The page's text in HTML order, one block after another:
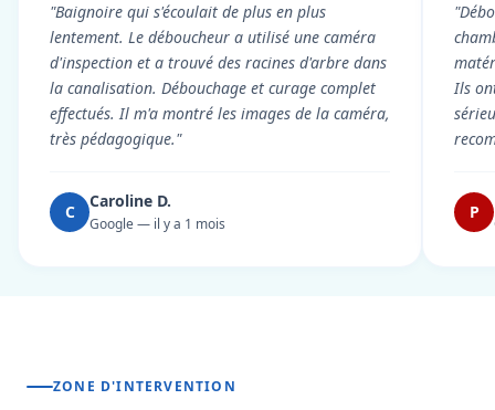
"Baignoire qui s'écoulait de plus en plus
lentement. Le déboucheur a utilisé une caméra
d'inspection et a trouvé des racines d'arbre dans
la canalisation. Débouchage et curage complet
effectués. Il m'a montré les images de la caméra,
très pédagogique."
C
Caroline D.
Google — il y a 1 mois
Ils
P
ZONE D'INTERVENTION